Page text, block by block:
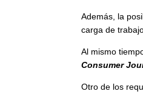
Además, la
carga de
Al mismo
Consumer
Otro de los